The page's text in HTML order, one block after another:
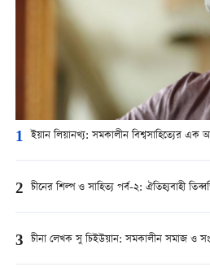
1 ইয়ান লিয়ানখ্য: সমকালীন বিশ্বসাহিত্যের এক
2 চীনের শিল্প ও সাহিত্য পর্ব-২: ঐতিহ্যবাহী
3 চীনা লেখক সু চিইউয়ান: সমকালীন সমাজ ও